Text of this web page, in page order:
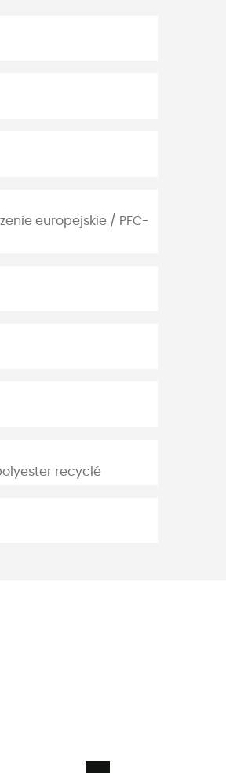
europejskie / PFC-
recyclé